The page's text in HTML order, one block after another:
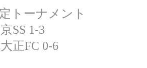
トーナメント
SS 1-3
正FC 0-6